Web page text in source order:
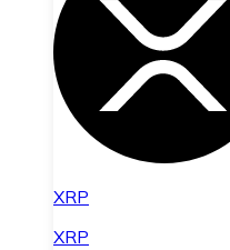
XRP
XRP